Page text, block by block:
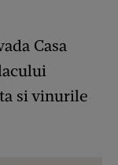
Casa
si vinurile